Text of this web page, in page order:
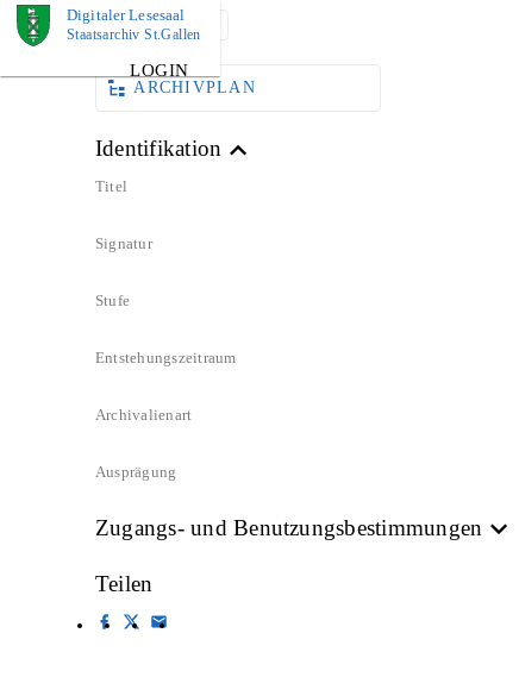
Digitaler Lesesaal
Staatsarchiv St.Gallen
LOGIN
DOKUMENT
ARCHIVPLAN
Identifikation
Titel
Signatur
Stufe
Entstehungszeitraum
Archivalienart
Ausprägung
Zugangs- und Benutzungsbestimmungen
Teilen